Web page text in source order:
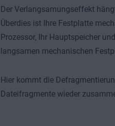
Der Verlangsamungseffekt
Überdies ist Ihre Festplatte
Prozessor, Ihr Hauptspeicher
langsamen mechanischen
Hier kommt die
Dateifragmente wieder